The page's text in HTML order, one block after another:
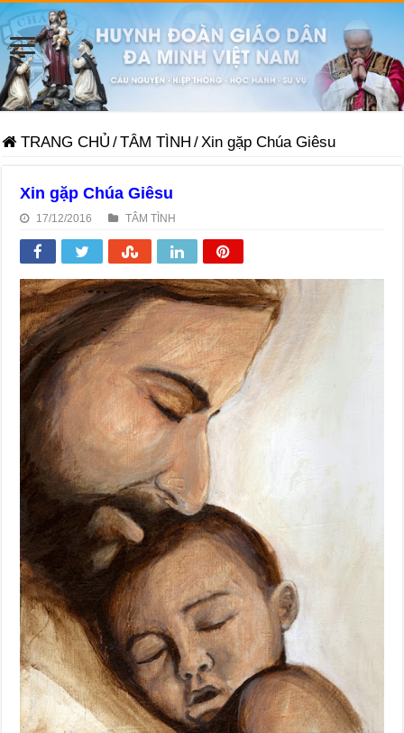
TRANG CHỦ /TÂM TÌNH / Xin gặp Chúa Giêsu
Xin gặp Chúa Giêsu
17/12/2016 TÂM TÌNH